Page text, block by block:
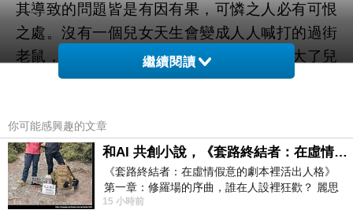
其導致的問題皆是有因有果，可憐之人必有可恨
之處。沒有一個兒女天生會變成人人喊打的過街
老鼠，養不教父之過，爸媽陰暗面配合養大了兒
女的貪婪胃口，自己一手掘坑埋身，晚年淒慘傷
有些家庭的子女始終不爭，苦口婆心勸導父母留
錢養老，只是他們常常是父母眼中不懂心疼愛護
的外人，無緣救渡薄緣雙親。
繼續閱讀
你可能感興趣的文章
和AI 共創小說，《套路終結者：在虛情假意的劇本裡活出人格》
《套路終結者：在虛情假意的劇本裡活出人格》
第一章：修羅場的序曲，誰在人設裡狂歡？ 麗思
卡爾頓酒店的總統套房內，燈光昏
15 小時前